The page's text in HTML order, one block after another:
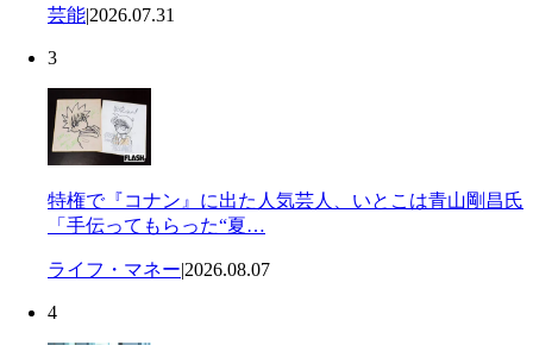
芸能|2026.07.31
3
特権で『コナン』に出た人気芸人、いとこは青山剛昌氏
「手伝ってもらった“夏…
ライフ・マネー|2026.08.07
4